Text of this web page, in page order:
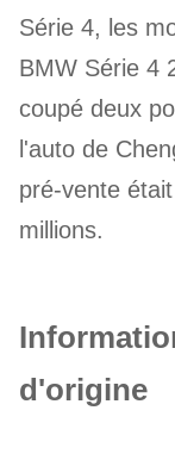
Série 4, les
BMW Série 4
coupé deux
l'auto de
pré-vente
millions.
d'origine